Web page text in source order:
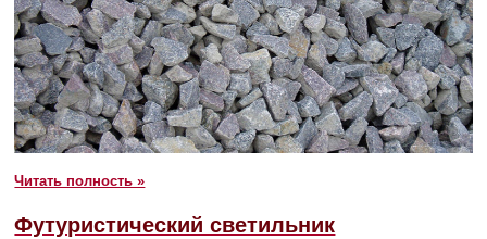
Читать полность »
Футуристический светильник